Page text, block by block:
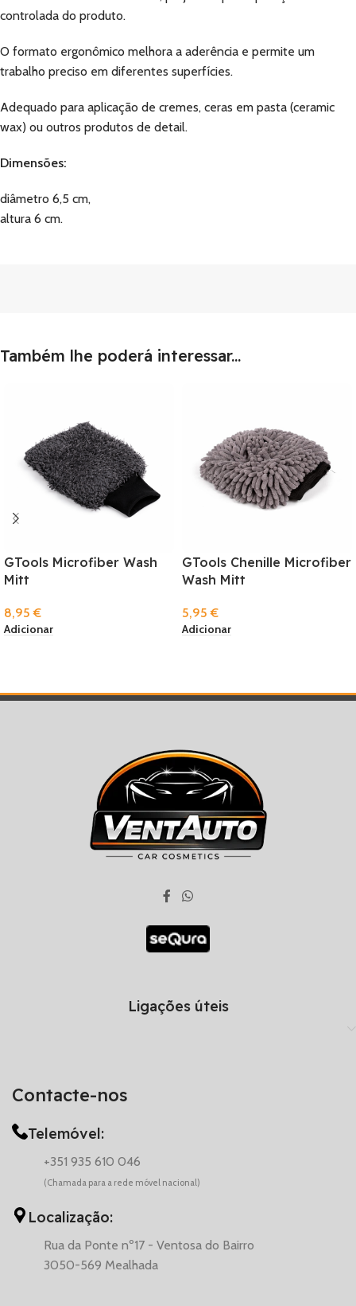
controlada do produto.
O formato ergonômico melhora a aderência e permite um
trabalho preciso em diferentes superfícies.
Adequado para aplicação de cremes, ceras em pasta (ceramic
wax) ou outros produtos de detail.
Dimensões:
diâmetro 6,5 cm,
altura 6 cm.
Também lhe poderá interessar...
GTools Microfiber Wash
Mitt
8,95€
Adicionar
GTools Chenille Microfiber
Wash Mitt
5,95€
Adicionar
Contacte-nos
Telemóvel:
+351 935 610 046
(Chamada para a rede móvel nacional)
Localização:
Rua da Ponte nº17 - Ventosa do Bairro
3050-569 Mealhada
Ligações úteis